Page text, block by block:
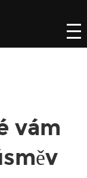
vám